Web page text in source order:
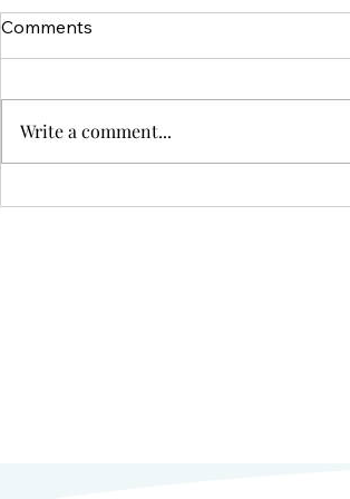
Comments
Write a comment...